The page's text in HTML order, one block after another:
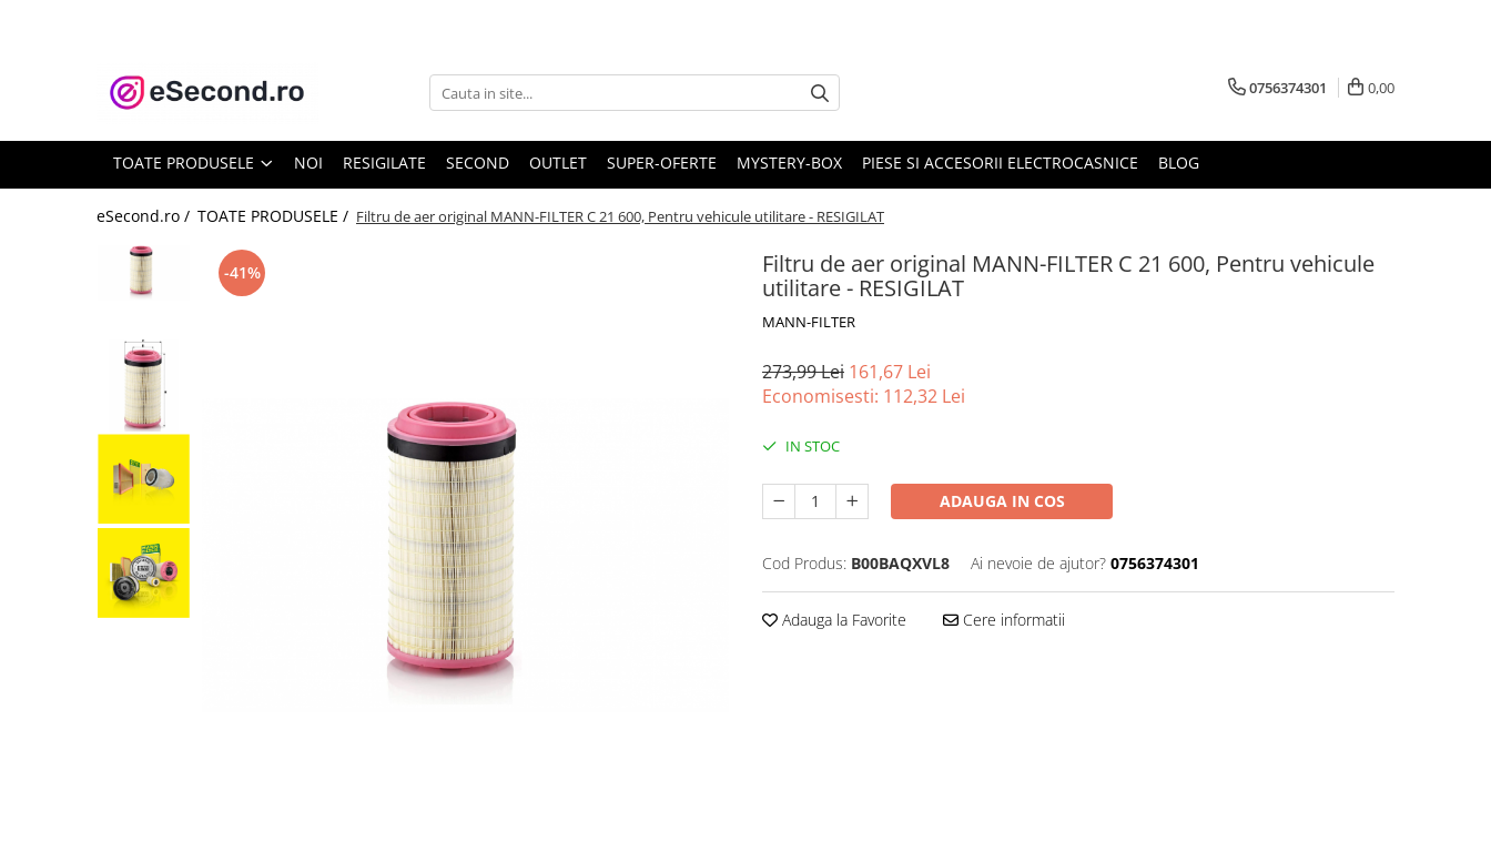
TOATE PRODUSELE
Accesorii Auto
Covorase auto
Echipamente pentru Atelier
Intretinere & Cosmetica auto
Reparatii si echipamente auto
Trotinete electrice
Casa, Gradina & Bricolaj
Bucatarie & Servire
Decoratiuni
Hobby-uri creative
Iluminat & Electrice
0756374301 0,00
TOATE PRODUSELE NOI RESIGILATE SECOND OUTLET SUPER-OFERTE MYSTERY-BOX PIESE SI ACCESORII ELECTROCASNICE BLOG
eSecond.ro / TOATE PRODUSELE / Filtru de aer original MANN-FILTER C 21 600, Pentru vehicule utilitare - RESIGILAT
Filtru de aer original MANN-FILTER C 21 600, Pentru vehicule
utilitare - RESIGILAT
MANN-FILTER
-41%
273,99 Lei 161,67 Lei
Economisesti: 112,32 Lei
IN STOC
ADAUGA IN COS
Cod Produs: B00BAQXVL8 Ai nevoie de ajutor? 0756374301
Adauga la Favorite Cere informatii